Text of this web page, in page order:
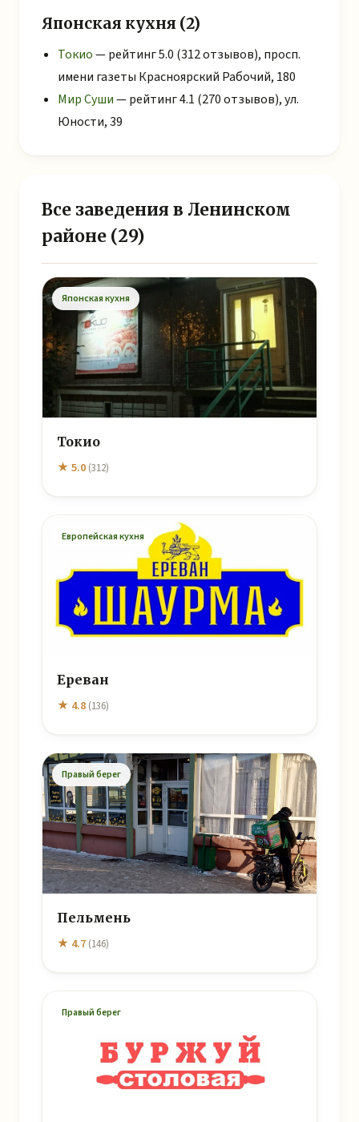
Японская кухня (2)
Токио— рейтинг 5.0 (312 отзывов), просп.
имени газеты Красноярский Рабочий, 180
Мир Суши— рейтинг 4.1 (270 отзывов), ул.
Юности, 39
Все заведения в Ленинском
районе (29)
Японская кухня
Токио
★ 5.0 (312)
Европейская кухня
Ереван
★ 4.8 (136)
Правый берег
Пельмень
★ 4.7 (146)
Правый берег